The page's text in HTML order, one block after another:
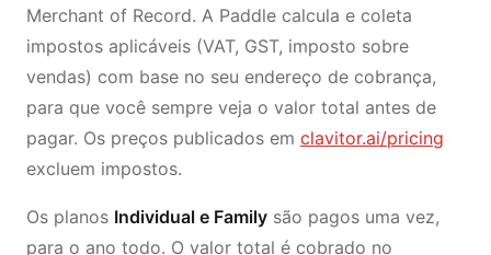
Merchant of Record. A Paddle calcula e coleta
impostos aplicáveis (VAT, GST, imposto sobre
vendas) com base no seu endereço de cobrança,
para que você sempre veja o valor total antes de
pagar. Os preços publicados em clavitor.ai/pricing
excluem impostos.
Os planos Individual e Family são pagos uma vez,
para o ano todo. O valor total é cobrado no